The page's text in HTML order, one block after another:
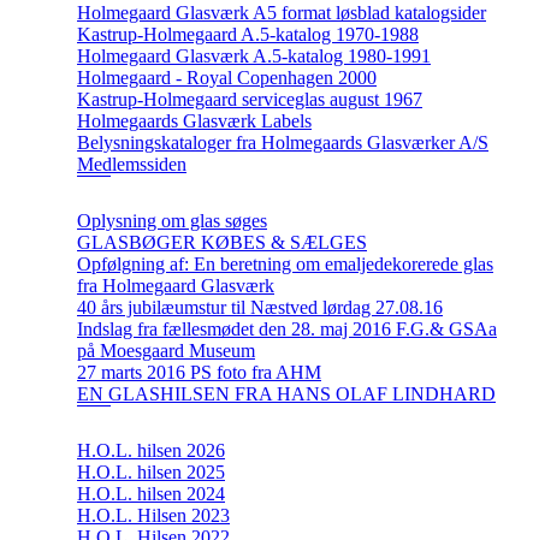
Holmegaard Glasværk A5 format løsblad katalogsider
Kastrup-Holmegaard A.5-katalog 1970-1988
Holmegaard Glasværk A.5-katalog 1980-1991
Holmegaard - Royal Copenhagen 2000
Kastrup-Holmegaard serviceglas august 1967
Holmegaards Glasværk Labels
Belysningskataloger fra Holmegaards Glasværker A/S
Medlemssiden
Oplysning om glas søges
GLASBØGER KØBES & SÆLGES
Opfølgning af: En beretning om emaljedekorerede glas
fra Holmegaard Glasværk
40 års jubilæumstur til Næstved lørdag 27.08.16
Indslag fra fællesmødet den 28. maj 2016 F.G.& GSAa
på Moesgaard Museum
27 marts 2016 PS foto fra AHM
EN GLASHILSEN FRA HANS OLAF LINDHARD
H.O.L. hilsen 2026
H.O.L. hilsen 2025
H.O.L. hilsen 2024
H.O.L. Hilsen 2023